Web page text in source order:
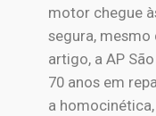
motor chegue
segura, mesmo
artigo, a AP
70 anos em
a